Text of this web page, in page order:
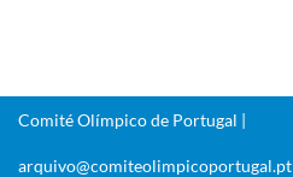
Comité Olímpico de Portugal |
arquivo@comiteolimpicoportugal.pt